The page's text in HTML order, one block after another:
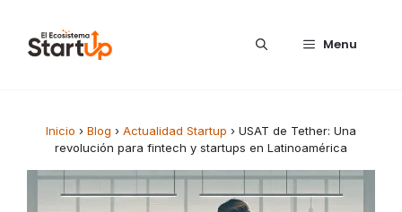
Menu
Inicio › Blog › Actualidad Startup › USAT de Tether: Una
revolución para fintech y startups en Latinoamérica